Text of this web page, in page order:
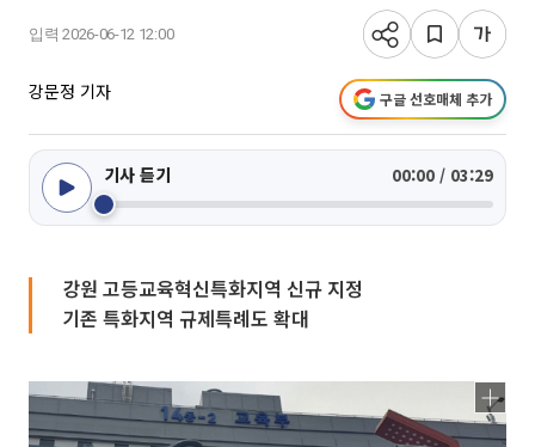
입력 2026-06-12 12:00
강문정 기자 구글 선호매체 추가
기사 듣기 00:00 / 03:29
강원 고등교육혁신특화지역 신규 지정
기존 특화지역 규제특례도 확대